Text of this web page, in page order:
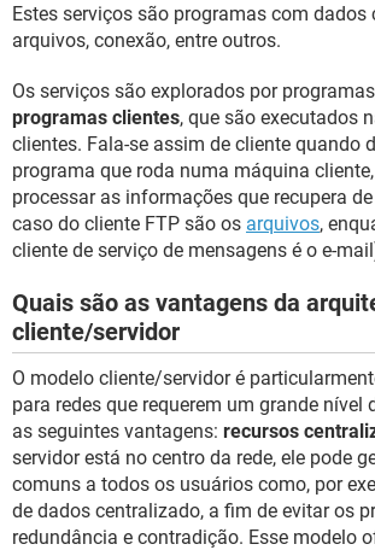
Estes serviços são programas com dados
arquivos, conexão, entre outros.
Os serviços são explorados por
programas clientes, que são executados
clientes. Fala-se assim de cliente quando
programa que roda numa máquina
processar as informações que recupera
caso do cliente FTP são os arquivos,
cliente de serviço de mensagens é o e-
Quais são as vantagens da
cliente/servidor
O modelo cliente/servidor é
para redes que requerem um grande nível
as seguintes vantagens: recursos
servidor está no centro da rede, ele pode
comuns a todos os usuários como, por
de dados centralizado, a fim de evitar os
redundância e contradição. Esse modelo